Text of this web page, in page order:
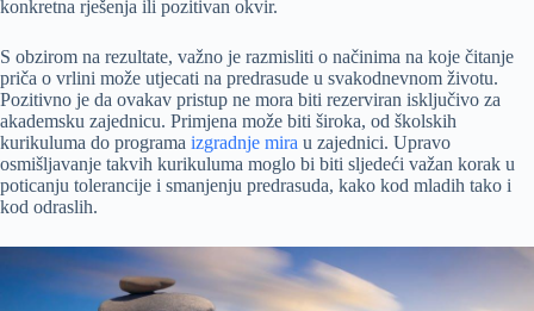
konkretna rješenja ili pozitivan okvir.
S obzirom na rezultate, važno je razmisliti o načinima na koje čitanje
priča o vrlini može utjecati na predrasude u svakodnevnom životu.
Pozitivno je da ovakav pristup ne mora biti rezerviran isključivo za
akademsku zajednicu. Primjena može biti široka, od školskih
kurikuluma do programa izgradnje mira u zajednici. Upravo
osmišljavanje takvih kurikuluma moglo bi biti sljedeći važan korak u
poticanju tolerancije i smanjenju predrasuda, kako kod mladih tako i
kod odraslih.